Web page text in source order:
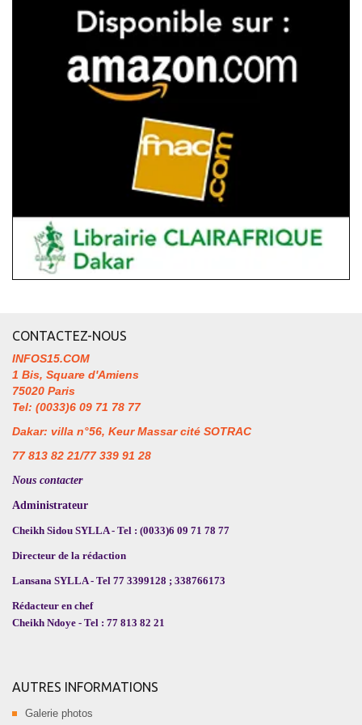
CONTACTEZ-NOUS
INFOS15.COM
1 Bis, Square d'Amiens
75020 Paris
Tel: (0033)6 09 71 78 77
Dakar: villa n°56, Keur Massar cité SOTRAC
77 813 82 21/77 339 91 28
Nous contacter
Administrateur
Cheikh Sidou SYLLA - Tel : (0033)6 09 71 78 77
Directeur de la rédaction
Lansana SYLLA - Tel 77 3399128 ; 338766173
Rédacteur en chef
Cheikh Ndoye - Tel : 77 813 82 21
AUTRES INFORMATIONS
Galerie photos